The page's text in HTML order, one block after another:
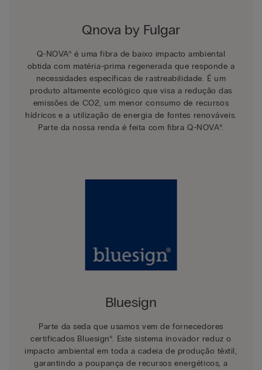
Qnova by Fulgar
Q-NOVA® é uma fibra de baixo impacto ambiental
obtida com matéria-prima regenerada que responde a
necessidades específicas de rastreabilidade. É um
produto altamente ecológico que visa a redução das
emissões de CO2, um menor consumo de recursos
hídricos e a utilização de energia de fontes renováveis.
Parte da nossa renda é feita com fibra Q-NOVA®.
Bluesign
Parte da seda que usamos vem de fornecedores
certificados Bluesign®. Este sistema inovador reduz o
impacto ambiental em toda a cadeia de produção têxtil,
garantindo a poupança de recursos energéticos, a